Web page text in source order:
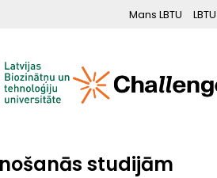
Mans LBTU
studijām